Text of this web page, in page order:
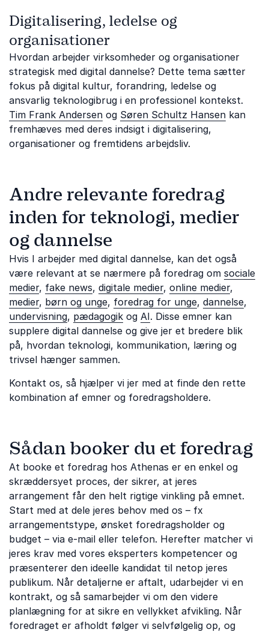
Digitalisering, ledelse og
organisationer
Hvordan arbejder virksomheder og organisationer
strategisk med digital dannelse? Dette tema sætter
fokus på digital kultur, forandring, ledelse og
ansvarlig teknologibrug i en professionel kontekst.
Tim Frank Andersen og Søren Schultz Hansen kan
fremhæves med deres indsigt i digitalisering,
organisationer og fremtidens arbejdsliv.
Andre relevante foredrag
inden for teknologi, medier
og dannelse
Hvis I arbejder med digital dannelse, kan det også
være relevant at se nærmere på foredrag om sociale
medier, fake news, digitale medier, online medier,
medier, børn og unge, foredrag for unge, dannelse,
undervisning, pædagogik og AI. Disse emner kan
supplere digital dannelse og give jer et bredere blik
på, hvordan teknologi, kommunikation, læring og
trivsel hænger sammen.
Kontakt os, så hjælper vi jer med at finde den rette
kombination af emner og foredragsholdere.
Sådan booker du et foredrag
At booke et foredrag hos Athenas er en enkel og
skræddersyet proces, der sikrer, at jeres
arrangement får den helt rigtige vinkling på emnet.
Start med at dele jeres behov med os – fx
arrangementstype, ønsket foredragsholder og
budget – via e-mail eller telefon. Herefter matcher vi
jeres krav med vores eksperters kompetencer og
præsenterer den ideelle kandidat til netop jeres
publikum. Når detaljerne er aftalt, udarbejder vi en
kontrakt, og så samarbejder vi om den videre
planlægning for at sikre en vellykket afvikling. Når
foredraget er afholdt følger vi selvfølgelig op, og